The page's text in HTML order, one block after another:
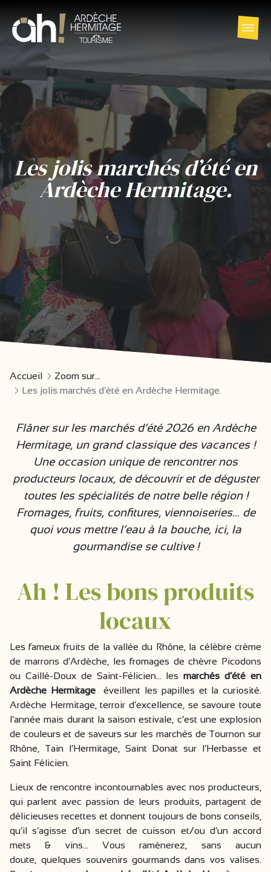
Les jolis marchés d’été en
Ardèche Hermitage.
Accueil
Zoom sur...
Les jolis marchés d’été en Ardèche Hermitage.
Flâner sur les marchés d’été 2026 en Ardèche
Hermitage, un grand classique des vacances !
Une occasion unique de rencontrer nos
producteurs locaux, de découvrir et de déguster
toutes les spécialités de notre belle région !
Fromages, fruits, confitures, viennoiseries... de
quoi vous mettre l’eau à la bouche, ici, la
gourmandise se cultive !
Ah ! Les bons produits
locaux
Les fameux fruits de la vallée du Rhône, la célèbre crème
de marrons d’Ardèche, les fromages de chèvre Picodons
ou Caillé-Doux de Saint-Félicien... lesmarchés d’été en
Ardèche Hermitage
éveillent les papilles et la curiosité.
Ardèche Hermitage, terroir d’excellence, se savoure toute
l’année mais durant la saison estivale, c’est une explosion
de couleurs et de saveurs sur les marchés de Tournon sur
Rhône, Tain l’Hermitage, Saint Donat sur l’Herbasse et
Saint Félicien.
Lieux de rencontre incontournables avec nos producteurs,
qui parlent avec passion de leurs produits, partagent de
délicieuses recettes et donnent toujours de bons conseils,
qu’il s’agisse d’un secret de cuisson et/ou d’un accord
mets & vins... Vous ramènerez, sans aucun
doute, quelques souvenirs gourmands dans vos valises.